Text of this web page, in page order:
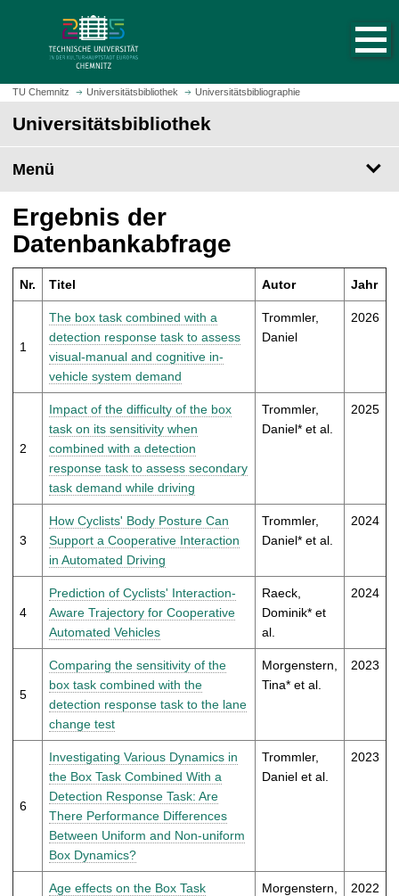
z
m
t
e
i
t
u
f
u
f
TU Chemnitz Universitätsbibliothek Universitätsbibliographie
Universitätsbibliothek
Menü
Ergebnis der
Datenbankabfrage
Nr. Titel Autor Jahr
1
The box task combined with a
detection response task to assess
visual-manual and cognitive in-
vehicle system demand
Trommler,
Daniel
2026
2
Impact of the difficulty of the box
task on its sensitivity when
combined with a detection
response task to assess secondary
task demand while driving
Trommler,
Daniel* et al.
2025
3
How Cyclists' Body Posture Can
Support a Cooperative Interaction
in Automated Driving
Trommler,
Daniel* et al.
2024
4
Prediction of Cyclists' Interaction-
Aware Trajectory for Cooperative
Automated Vehicles
Raeck,
Dominik* et
al.
2024
5
Comparing the sensitivity of the
box task combined with the
detection response task to the lane
change test
Morgenstern,
Tina* et al.
2023
6
Investigating Various Dynamics in
the Box Task Combined With a
Detection Response Task: Are
There Performance Differences
Between Uniform and Non-uniform
Box Dynamics?
Trommler,
Daniel et al.
2023
Age effects on the Box Task
Morgenstern,
2022